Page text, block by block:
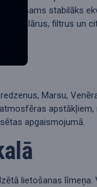
stabilāks
okulārus, filtrus un
Marsu,
apgaismojumā.
lietošanas līmeņa.